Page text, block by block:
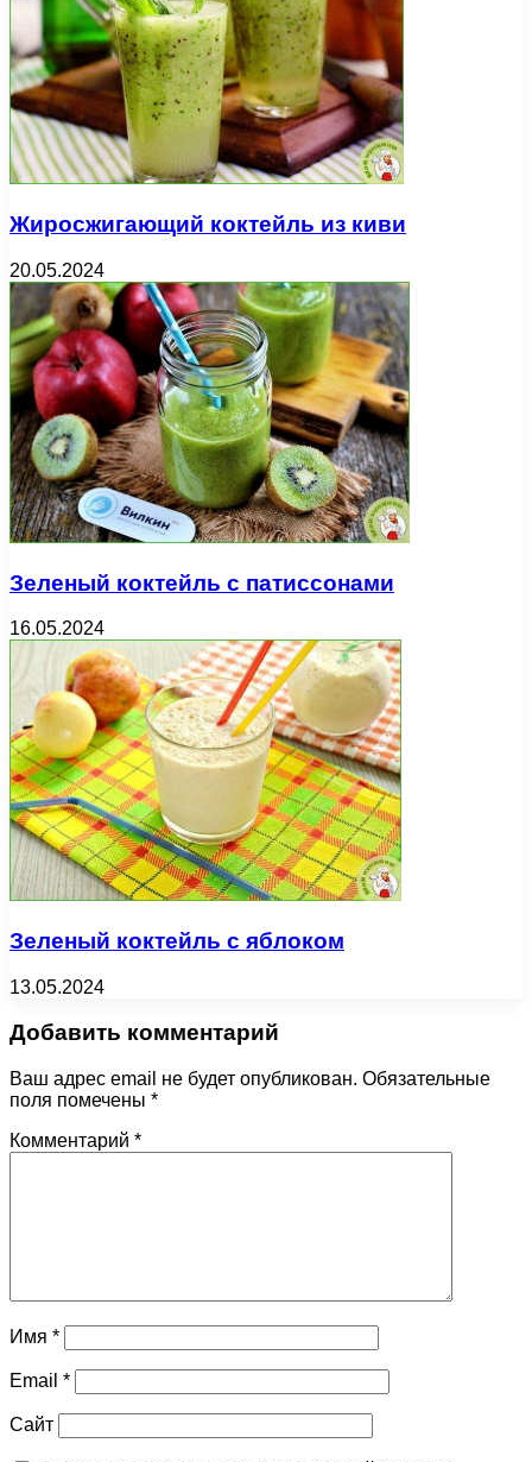
Жиросжигающий коктейль из киви
20.05.2024
Зеленый коктейль с патиссонами
16.05.2024
Зеленый коктейль с яблоком
13.05.2024
Добавить комментарий
Ваш адрес email не будет опубликован. Обязательные
поля помечены *
Комментарий *
Имя *
Email *
Сайт